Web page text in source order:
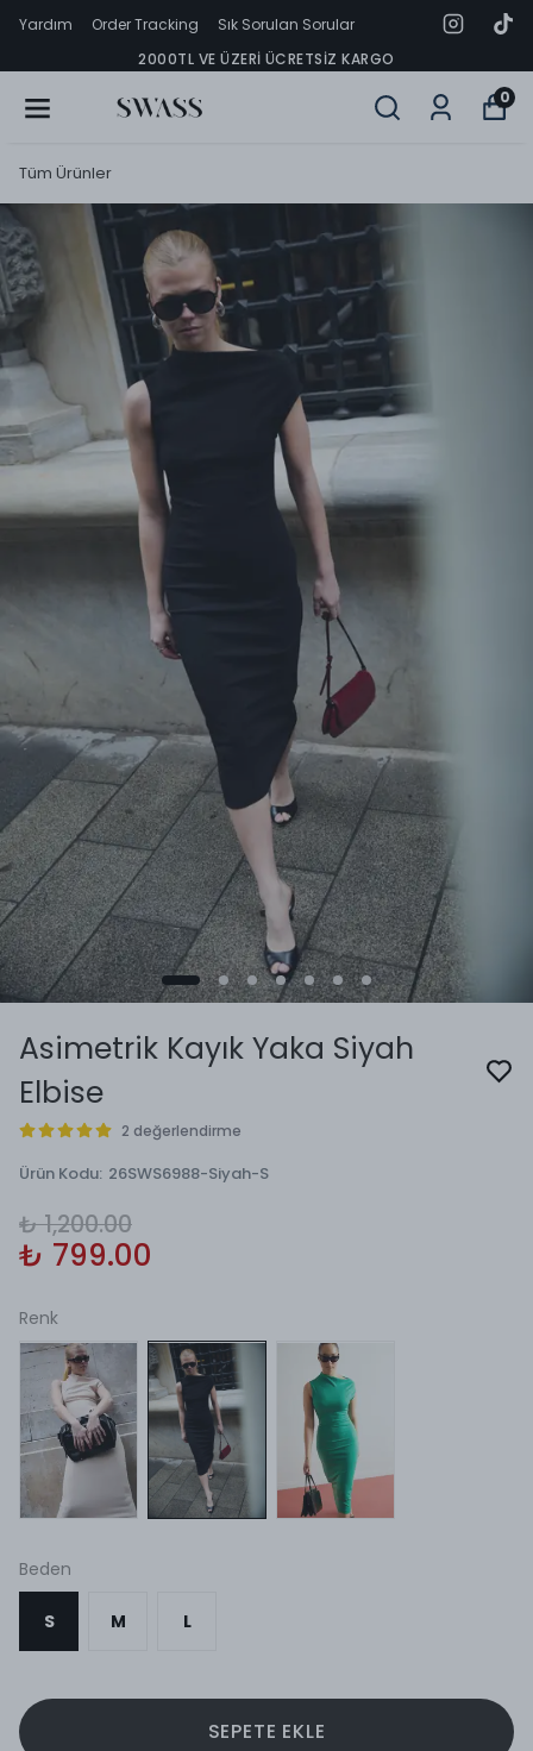
Yardım Order Tracking
Sık Sorulan Sorular
2000TL VE ÜZERI ÜCRETSIZ KARGO
0
Tüm Ürünler
Asimetrik Kayık Yaka Siyah
Elbise
2 değerlendirme
Ürün Kodu: 26SWS6988-Siyah-S
₺ 1,200.00
₺ 799.00
Renk
Beden
S M L
SEPETE EKLE